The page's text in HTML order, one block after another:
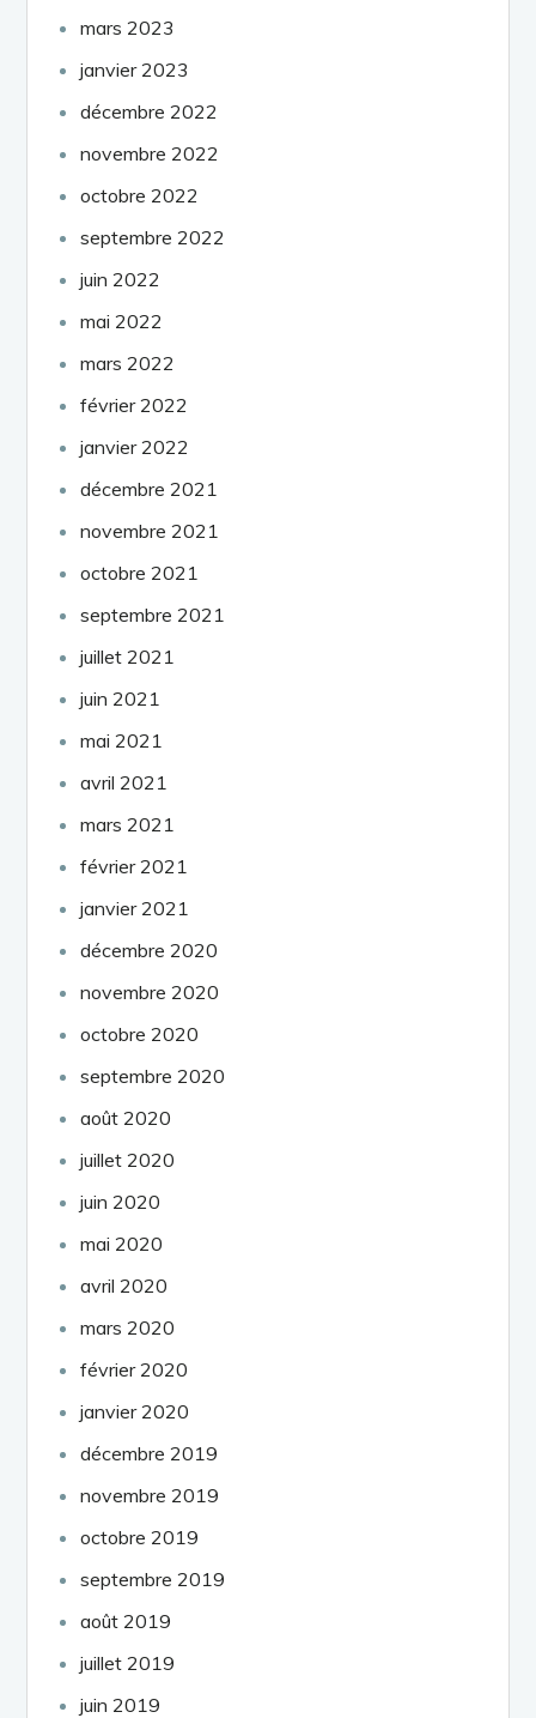
mars 2023
janvier 2023
décembre 2022
novembre 2022
octobre 2022
septembre 2022
juin 2022
mai 2022
mars 2022
février 2022
janvier 2022
décembre 2021
novembre 2021
octobre 2021
septembre 2021
juillet 2021
juin 2021
mai 2021
avril 2021
mars 2021
février 2021
janvier 2021
décembre 2020
novembre 2020
octobre 2020
septembre 2020
août 2020
juillet 2020
juin 2020
mai 2020
avril 2020
mars 2020
février 2020
janvier 2020
décembre 2019
novembre 2019
octobre 2019
septembre 2019
août 2019
juillet 2019
juin 2019